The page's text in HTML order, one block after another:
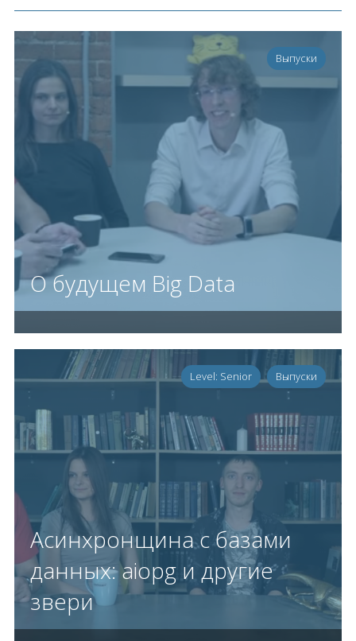
Выпуски
О будущем Big Data
Level: Senior Выпуски
Асинхронщина с базами
данных: aiopg и другие
звери